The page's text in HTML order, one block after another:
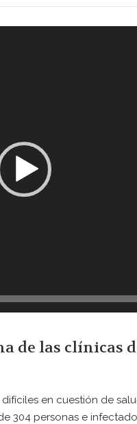
de las clínicas
en cuestión de
304 personas e infectado